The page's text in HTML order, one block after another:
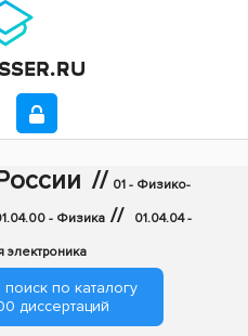
// 01 - Физико-
- Физика // 01.04.04 -
электроника
по каталогу
диссертаций